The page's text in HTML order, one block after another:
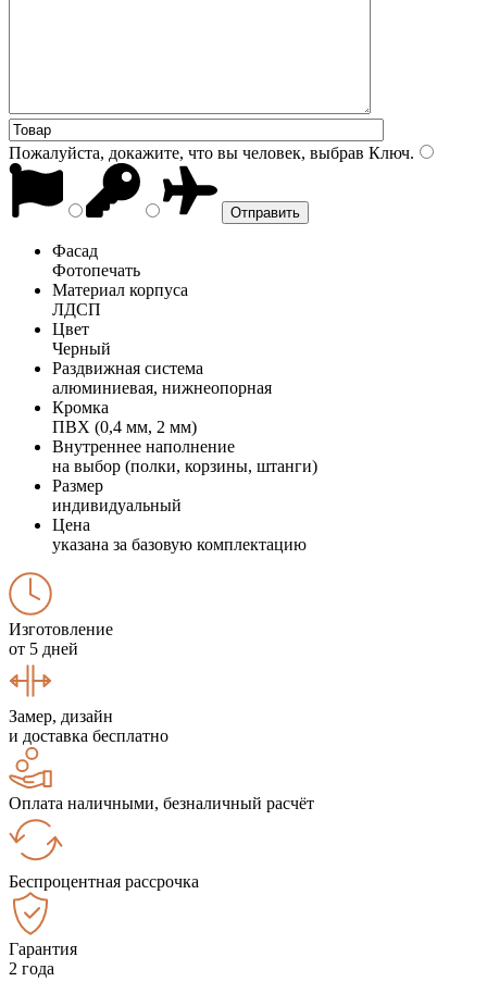
Пожалуйста, докажите, что вы человек, выбрав Ключ.
Фасад
Фотопечать
Материал корпуса
ЛДСП
Цвет
Черный
Раздвижная система
алюминиевая, нижнеопорная
Кромка
ПВХ (0,4 мм, 2 мм)
Внутреннее наполнение
на выбор (полки, корзины, штанги)
Размер
индивидуальный
Цена
указана за базовую комплектацию
Изготовление
от 5 дней
Замер, дизайн
и доставка бесплатно
Оплата наличными, безналичный расчёт
Беспроцентная рассрочка
Гарантия
2 года